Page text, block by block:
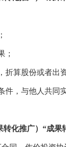
；
折算股份或者出
件，与他人共同
转化推广）“成